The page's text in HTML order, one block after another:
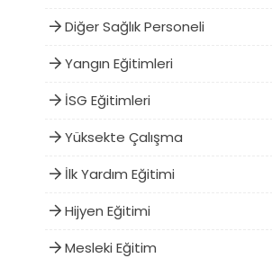
Diğer Sağlık Personeli
Yangın Eğitimleri
İSG Eğitimleri
Yüksekte Çalışma
İlk Yardım Eğitimi
Hijyen Eğitimi
Mesleki Eğitim